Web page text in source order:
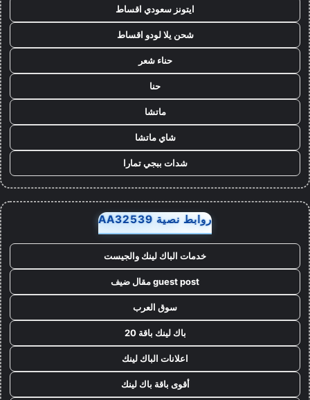
ايتونز سعودي اقساط
شحن يلا لودو اقساط
حناء شعر
حنا
ماتشا
شاي ماتشا
شدات ببجي تمارا
روابط نصية AA32539
خدمات الباك لينك والجيست
guest post مقال ضيف
سوق العرب
باك لينك باقة 20
اعلانات الباك لينك
أقوى باقة باك لينك